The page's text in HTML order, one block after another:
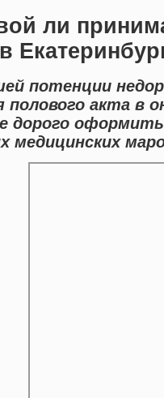
ли
потенции
полового акта в
дорого
медицинских